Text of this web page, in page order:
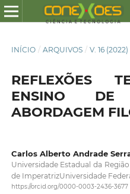
INÍCIO / ARQUIVOS / V. 16 (2022)
REFLEXÕES
ENSINO
ABORDAGEM
Carlos Alberto Andrade
Universidade Estadual da
de ImperatrizUniversidade
https://orcid.org/0000-0003-2436-3677